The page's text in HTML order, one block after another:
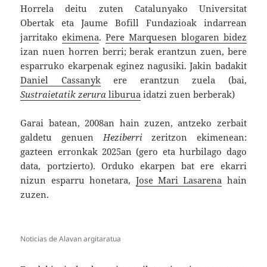
Horrela deitu zuten Catalunyako Universitat
Obertak eta Jaume Bofill Fundazioak indarrean
jarritakoekimena.Pere Marquesen blogaren bidez
izan nuen horren berri; berak erantzun zuen, bere
esparruko ekarpenak eginez nagusiki. Jakin badakit
Daniel Cassanykere erantzun zuela (bai,
Sustraietatik zerura liburua idatzi zuen berberak)
Garai batean, 2008an hain zuzen, antzeko zerbait
galdetu genuen Heziberrizeritzon ekimenean:
gazteen erronkak 2025an (gero eta hurbilago dago
data, portzierto). Orduko ekarpen bat ere ekarri
nizun esparru honetara, Jose Mari Lasarena hain
zuzen.
Noticias de Alavan argitaratua